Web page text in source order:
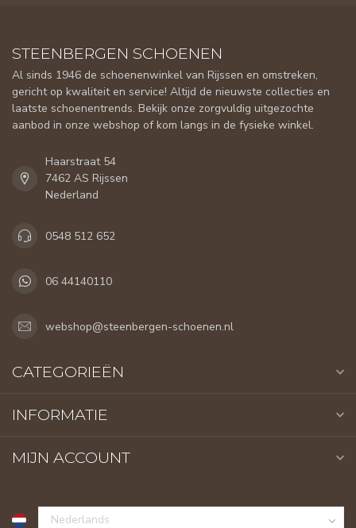
STEENBERGEN SCHOENEN
Al sinds 1946 de schoenenwinkel van Rijssen en omstreken,
gericht op kwaliteit en service! Altijd de nieuwste collecties en
laatste schoenentrends. Bekijk onze zorgvuldig uitgezochte
aanbod in onze webshop of kom langs in de fysieke winkel.
Haarstraat 54
7462 AS Rijssen
Nederland
0548 512 652
06 44140110
webshop@steenbergen-schoenen.nl
CATEGORIEËN
INFORMATIE
MIJN ACCOUNT